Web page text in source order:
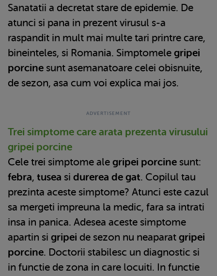
Sanatatii a decretat stare de epidemie. De
atunci si pana in prezent virusul s-a
raspandit in mult mai multe tari printre care,
bineinteles, si Romania. Simptomele gripei
porcine sunt asemanatoare celei obisnuite,
de sezon, asa cum voi explica mai jos.
Trei simptome care arata prezenta virusului
gripei porcine
Cele trei simptome ale gripei porcine sunt:
febra, tusea si durerea de gat. Copilul tau
prezinta aceste simptome? Atunci este cazul
sa mergeti impreuna la medic, fara sa intrati
insa in panica. Adesea aceste simptome
apartin si gripei de sezon nu neaparat gripei
porcine. Doctorii stabilesc un diagnostic si
in functie de zona in care locuiti. In functie